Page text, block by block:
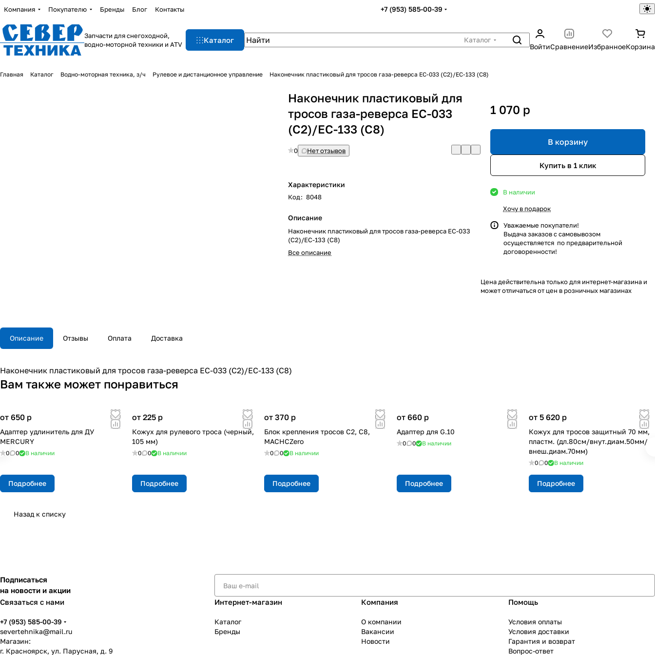
Компания Покупателю Бренды Блог Контакты +7 (953) 585-00-39
Запчасти для снегоходной,
водно-моторной техники и ATV
Каталог
Каталог
ВойтиСравнениеИзбранноеКорзина
Главная Каталог Водно-моторная техника, з/ч Рулевое и дистанционное управление Наконечник пластиковый для тросов газа-реверса ЕС-033 (С2)/ЕС-133 (С8)
Наконечник пластиковый для
тросов газа-реверса ЕС-033
(С2)/ЕС-133 (С8)
0 Нет отзывов
Характеристики
Код: 8048
Описание
Наконечник пластиковый для тросов газа-реверса ЕС-033
(С2)/ЕС-133 (С8)
Все описание
1 070 p
В корзину
Купить в 1 клик
В наличии
Хочу в подарок
Уважаемые покупатели!
Выдача заказов с самовывозом
осуществляется по предварительной
договоренности!
Цена действительна только для интернет-магазина и
может отличаться от цен в розничных магазинах
Описание Отзывы Оплата Доставка
Наконечник пластиковый для тросов газа-реверса ЕС-033 (С2)/ЕС-133 (С8)
Вам также может понравиться
от 650 p
Адаптер удлинитель для ДУ
МERCURY
0 0 В наличии
Подробнее
от 225 p
Кожух для рулевого троса (черный,
105 мм)
0 0 В наличии
Подробнее
от 370 p
Блок крепления тросов C2, C8,
MACHCZero
0 0 В наличии
Подробнее
от 660 p
Адаптер для G.10
0 0 В наличии
Подробнее
от 5 620 p
Кожух для тросов защитный 70 мм,
пластм. (дл.80см/внут.диам.50мм/
внеш.диам.70мм)
0 0 В наличии
Подробнее
Назад к списку
Подписаться
на новости и акции
Связаться с нами
+7 (953) 585-00-39
severtehnika@mail.ru
Магазин:
г. Красноярск, ул. Парусная, д. 9
Интернет-магазин
Каталог
Бренды
Компания
О компании
Вакансии
Новости
Помощь
Условия оплаты
Условия доставки
Гарантия и возврат
Вопрос-ответ